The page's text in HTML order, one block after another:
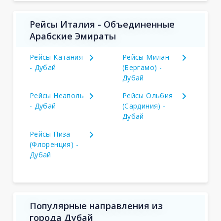
Рейсы Италия - Объединенные
Арабские Эмираты
Рейсы Катания
- Дубай
Рейсы Милан
(Бергамо) -
Дубай
Рейсы Неаполь
- Дубай
Рейсы Ольбия
(Сардиния) -
Дубай
Рейсы Пиза
(Флоренция) -
Дубай
Популярные направления из
города Дубай